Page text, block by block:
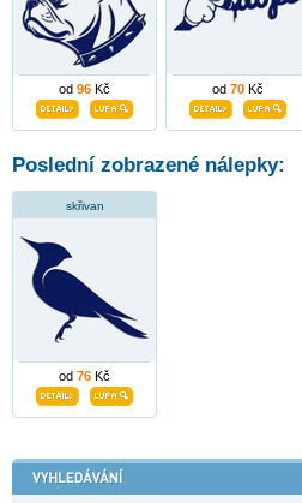
od 96 Kč od 70 Kč
Poslední zobrazené nálepky:
skřivan
od 76 Kč